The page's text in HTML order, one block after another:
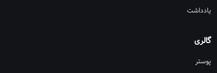
یادداشت
گالری
پوستر